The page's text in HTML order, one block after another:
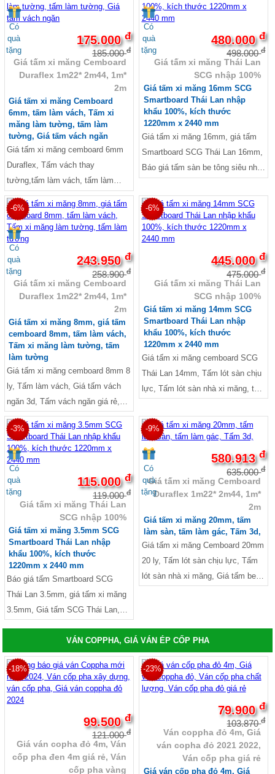
lửng, giá tấm cemboard thái lan,
Tấm xi măng làm tường, Giá tấm
xi măng ốp tường, Báo giá tấm
Cemboard làm vách ngăn, Giá
tấm xi măng làm vách ngăn, Giá
Duraflex Vĩnh Tường, Mua tấm
Cemboard ở TPHCM, Trọng
lượng tấm Cemboard Thái Lan,
giá tấm xi măng smartboard, Giá
tấm xi măng cemboard, Tấm bê
tông nhẹ giá bao nhiêu, Báo giá
tấm sàn be tông siêu nhẹ, Báo giá
tấm Duraflex, Tấm bê tông nhẹ
ngoài trời
măng nhẹ, Tấm lót sàn chịu lực,
Tấm lót sàn nhà xi măng, giá tấm
xi măng thái lan, Tấm bê tông nhẹ
ngoài trời, Bảng Báo Giá Tấm Xi
Có
quà
tặng
175.000đ
185.000đ
Giá tấm xi măng Cemboard
Duraflex 1m22* 2m44, 1m*
2m
Giá tấm xi măng Cemboard
6mm, tấm làm vách, Tấm xi
măng làm tường, tấm làm
tường, Giá tấm vách ngăn
Giá tấm xi măng cemboard 6mm
Duraflex, Tấm vách thay
tường,tấm làm vách, tấm làm
tường, Giá tấm vách ngăn ngoài
trời, Giá tấm vách ngăn 3d, Tấm
vách ngăn giá rẻ, giá tấm xi mang
làm vách, Giá tấm xi măng ốp
tường, Tấm xi măng làm tường,
Báo giá tấm Cemboard làm vách
ngăn, Giá tấm xi măng làm vách
ngăn, Báo giá thi công vách ngăn
tấm Cemboard
Có
quà
tặng
480.000đ
498.000đ
Giá tấm xi măng Thái Lan
SCG nhập 100%
Giá tấm xi măng 16mm SCG
Smartboard Thái Lan nhập
khẩu 100%, kích thước
1220mm x 2440 mm
Giá tấm xi măng 16mm, giá tấm
Smartboard SCG Thái Lan 16mm,
Báo giá tấm sàn be tông siêu nhẹ,
nhẹ ngoài trời, Tấm lót sàn chịu
lực, Tấm lót sàn nhà xi măng, Giá
tấm be tông nhẹ lót sàn, Tấm xi
măng lót sàn giá bao nhiêu, Bảng
giá tấm xi măng lót sàn, Tấm lót
sàn gác lửng, Nên làm gác lửng
-6%
Có
quà
tặng
243.950đ
258.900đ
Giá tấm xi măng Cemboard
Duraflex 1m22* 2m44, 1m*
2m
Giá tấm xi măng 8mm, giá tấm
cemboard 8mm, tấm làm vách,
Tấm xi măng làm tường, tấm
làm tường
Giá tấm xi măng cemboard 8mm 8
ly, Tấm làm vách, Giá tấm vách
ngăn 3d, Tấm vách ngăn giá rẻ,
Tấm vách ngăn phòng ngủ, Báo
giá thi công vách ngăn tấm
Cemboard, giá tấm xi mang làm
vách, Giá tấm xi măng ốp tường,
giá tấm xi măng cemboard thái
lan, giá tấm duraflex, Tấm xi
măng làm tường, tấm Cemboard
làm vách ngăn,Báo giá tấm
Duraflex Vĩnh Tường, Báo giá thi
công tấm Cemboard TPHCM, Mua
tấm Cemboard ở đâu, Giá tấm
Cemboard tại Tphcm, giá tấm xi
măng smartboard SCG,
-6%
445.000đ
475.000đ
Giá tấm xi măng Thái Lan
SCG nhập 100%
Giá tấm xi măng 14mm SCG
Smartboard Thái Lan nhập
khẩu 100%, kích thước
1220mm x 2440 mm
Giá tấm xi măng cemboard SCG
Thái Lan 14mm, Tấm lót sàn chịu
lực, Tấm lót sàn nhà xi măng, tấm
Giá tấm be tông nhẹ lót sàn, Bảng
giá tấm xi măng lót sàn, Tấm lót
sàn gác lửng, Nên làm gác lửng
bằng vật liệu gì, Báo giá tấm
Smartboard SCG Thái Lan, Giá
tấm SCG Thái Lan, tấm 3D, Báo
giá tấm sàn be tông siêu nhẹ, giá
tấm xi măng nhẹ, Báo giá thi công
tấm Cemboard TPHCM, Mua tấm
Cemboard ở TPHCM,Giá tấm
Cemboard tại Tphcm,
-3%
Có
quà
tặng
115.000đ
119.000đ
Giá tấm xi măng Thái Lan
SCG nhập 100%
Giá tấm xi măng 3.5mm SCG
Smartboard Thái Lan nhập
khẩu 100%, kích thước
1220mm x 2440 mm
Báo giá tấm Smartboard SCG
Thái Lan 3.5mm, giá tấm xi măng
3.5mm, Giá tấm SCG Thái Lan,
khẩu 100%, tấm xi măng 3D, tấm
3D, Giá tấm xi măng làm trần, Giá
tấm xi măng trần, Giá tấm xi
măng ốp trần, tấm xi măng làm
trần nhà, Tấm la phòng xi măng,
Mẫu la phông Prima, tấm làm
vách, Tấm vách thay tường, Mẫu
la phông Prima, giá tấm cemboard
thái lan, tam ván xi măng, Tấm xi
-9%
Có
quà
tặng
580.913đ
635.000đ
Giá tấm xi măng Cemboard
Duraflex 1m22* 2m44, 1m*
2m
Giá tấm xi măng 20mm, tấm
làm sàn, tấm làm gác, Tấm 3d,
Giá tấm xi măng Cemboard 20mm
20 ly, Tấm lót sàn chịu lực, Tấm
lót sàn nhà xi măng, Giá tấm be
Tấm xi măng làm tường, Giá tấm
xi măng ốp tường, Báo giá tấm
Cemboard làm vách ngăn, Giá
tấm xi măng làm vách ngăn, Giá
Duraflex Vĩnh Tường, Mua tấm
Cemboard ở TPHCM, Trọng
lượng tấm Cemboard Thái Lan,
giá tấm xi măng smartboard, Giá
VÁN COPPHA, GIÁ VÁN ÉP CỐP PHA
-18%
99.500đ
121.000đ
Giá ván copha đỏ 4m, Ván
cốp pha đen 4m giá rẻ, Ván
cốp pha vàng
-23%
79.900đ
103.870đ
Ván coppha đỏ 4m, Giá
ván copha đỏ 2021 2022,
Ván cốp pha giá rẻ
Giá ván cốp pha đỏ 4m, Giá